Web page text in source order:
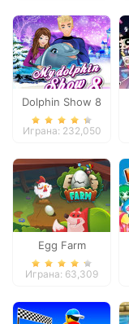
Dolphin Show 8
Играна: 232,050
Egg Farm
Играна: 63,309